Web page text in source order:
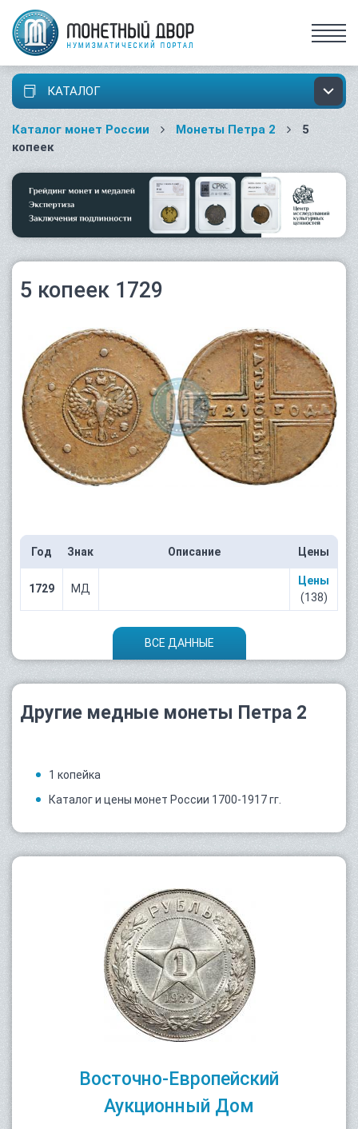
КАТАЛОГ
Каталог монет России Монеты Петра 2
5
копеек
5 копеек 1729
Год Знак Описание Цены
1729 МД
Цены
(138)
ВСЕ ДАННЫЕ
Другие медные монеты Петра 2
1 копейка
Каталог и цены монет России 1700-1917 гг.
Восточно-Европейский
Аукционный Дом